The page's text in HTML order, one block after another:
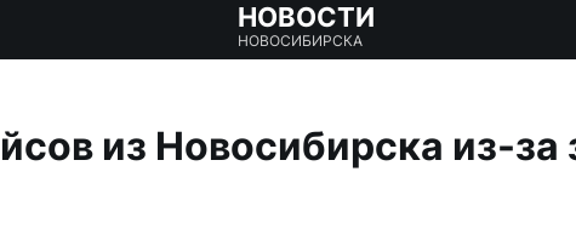
НОВОСТИ
НОВОСИБИРСКА
из Новосибирска из-за